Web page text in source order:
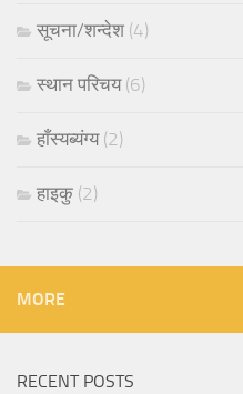
सूचना/शन्देश (4)
स्थान परिचय(6)
हाँस्यब्यंग्य(2)
हाइकु (2)
MORE
RECENT POSTS